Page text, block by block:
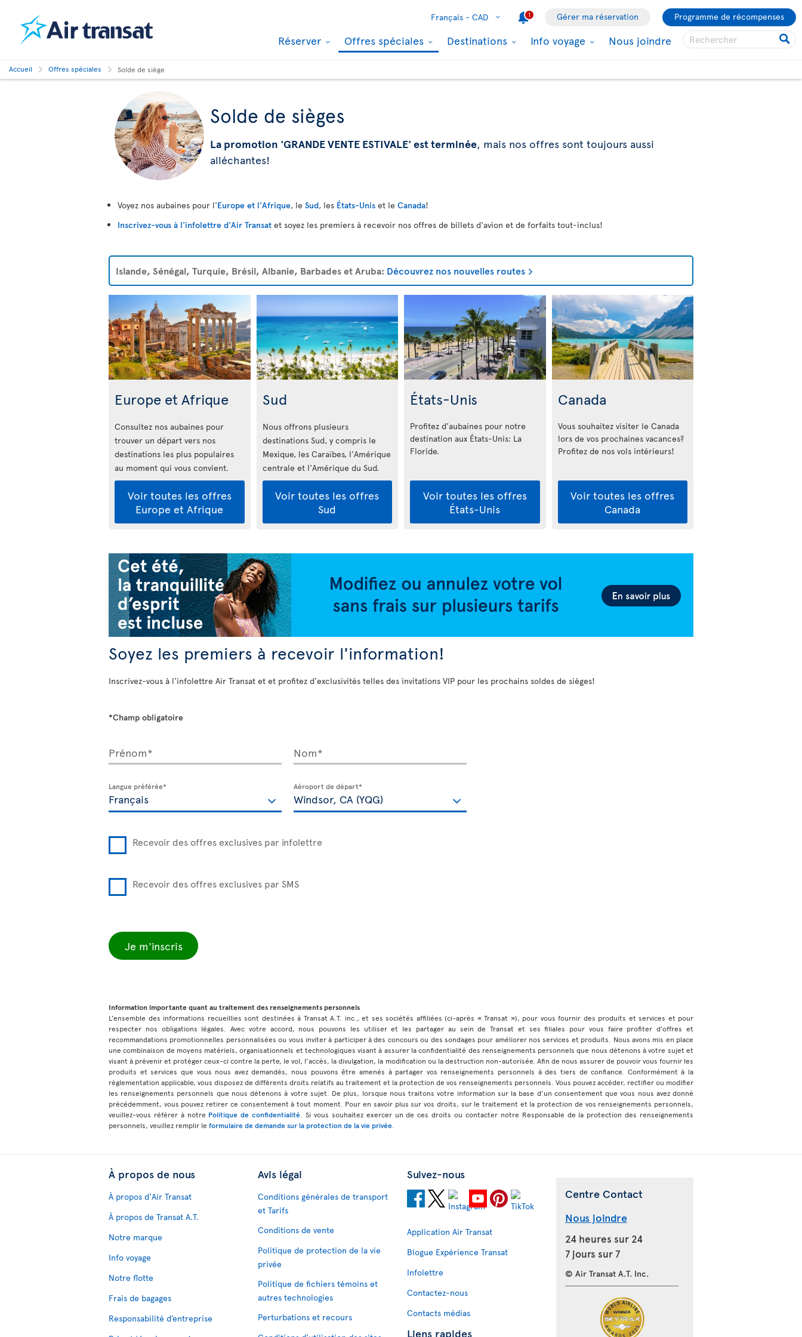
Français - CAD 1 Gérer ma réservation Programme de récompenses
Réserver Offres spéciales Destinations Info voyage Nous joindre
Accueil Offres spéciales Solde de siège
Solde de sièges
La promotion 'GRANDE VENTE ESTIVALE' est terminée, mais nos offres sont toujours aussi
alléchantes!
Voyez nos aubaines pour l'Europe et l'Afrique, le Sud, les États-Unis et le Canada!
Inscrivez-vous à l'infolettre d'Air Transat et soyez les premiers à recevoir nos offres de billets d'avion et de forfaits tout-inclus!
Islande, Sénégal, Turquie, Brésil, Albanie, Barbades et Aruba: Découvrez nos nouvelles routes
Europe et Afrique
Consultez nos aubaines pour
trouver un départ vers nos
destinations les plus populaires
au moment qui vous convient.
Voir toutes les offres
Europe et Afrique
Sud
Nous offrons plusieurs
destinations Sud, y compris le
Mexique, les Caraïbes, l'Amérique
centrale et l'Amérique du Sud.
Voir toutes les offres
Sud
États-Unis
Profitez d’aubaines pour notre
destination aux États-Unis: La
Floride.
Voir toutes les offres
États-Unis
Canada
Vous souhaitez visiter le Canada
lors de vos prochaines vacances?
Profitez de nos vols intérieurs!
Voir toutes les offres
Canada
Soyez les premiers à recevoir l'information!
Inscrivez-vous à l'infolettre Air Transat et et profitez d'exclusivités telles des invitations VIP pour les prochains soldes de sièges!
*Champ obligatoire
Prénom* Nom*
Langue préférée* Aéroport de départ*
Recevoir des offres exclusives par infolettre
Recevoir des offres exclusives par SMS
Je m'inscris
Information importante quant au traitement des renseignements personnels
L’ensemble des informations recueillies sont destinées à Transat A.T. inc., et ses sociétés affiliées (ci-après « Transat »), pour vous fournir des produits et services et pour
respecter nos obligations légales. Avec votre accord, nous pouvons les utiliser et les partager au sein de Transat et ses filiales pour vous faire profiter d’offres et
recommandations promotionnelles personnalisées ou vous inviter à participer à des concours ou des sondages pour améliorer nos services et produits. Nous avons mis en place
une combinaison de moyens matériels, organisationnels et technologiques visant à assurer la confidentialité des renseignements personnels que nous détenons à votre sujet et
visant à prévenir et protéger ceux-ci contre la perte, le vol, l’accès, la divulgation, la modification ou la destruction non-autorisée. Afin de nous assurer de pouvoir vous fournir les
produits et services que vous nous avez demandés, nous pouvons être amenés à partager vos renseignements personnels à des tiers de confiance. Conformément à la
règlementation applicable, vous disposez de différents droits relatifs au traitement et la protection de vos renseignements personnels. Vous pouvez accéder, rectifier ou modifier
les renseignements personnels que nous détenons à votre sujet. De plus, lorsque nous traitons votre information sur la base d’un consentement que vous nous avez donné
précédemment, vous pouvez retirer ce consentement à tout moment. Pour en savoir plus sur vos droits, sur le traitement et la protection de vos renseignements personnels,
veuillez-vous référer à notre Politique de confidentialité. Si vous souhaitez exercer un de ces droits ou contacter notre Responsable de la protection des renseignements
personnels, veuillez remplir le formulaire de demande sur la protection de la vie privée.
À propos de nous
À propos d'Air Transat
À propos de Transat A.T.
Notre marque
Info voyage
Notre flotte
Frais de bagages
Responsabilité d’entreprise
Avis légal
Conditions générales de transport
et Tarifs
Conditions de vente
Politique de protection de la vie
privée
Politique de fichiers témoins et
autres technologies
Perturbations et recours
Suivez-nous
Application Air Transat
Blogue Expérience Transat
Infolettre
Contactez-nous
Contacts médias
Liens rapides
Centre Contact
Nous joindre
24 heures sur 24
7 jours sur 7
© Air Transat A.T. Inc.